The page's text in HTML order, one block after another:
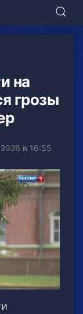
на
грозы
в 16:55